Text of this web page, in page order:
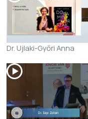
Dr. Ujlaki-Győri Anna